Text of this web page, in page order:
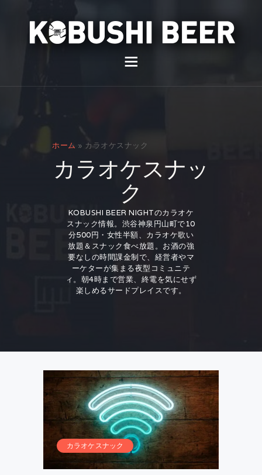
ホーム » カラオケスナック
カラオケスナッ
ク
KOBUSHI BEER NIGHTのカラオケ
スナック情報。渋谷神泉円山町で10
分500円・女性半額、カラオケ歌い
放題＆スナック食べ放題。お酒の強
要なしの時間課金制で、経営者やマ
ーケターが集まる夜型コミュニテ
ィ。朝4時まで営業、終電を気にせず
楽しめるサードプレイスです。
通販
スタッフ募集
問い合わせ
カラオケスナック